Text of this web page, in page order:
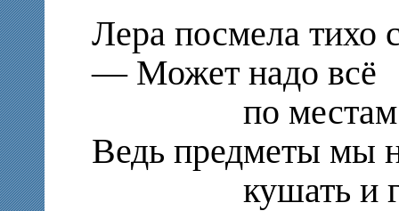
Лера посмела тихо
— Может надо всё
по местам
Ведь предметы мы
кушать и